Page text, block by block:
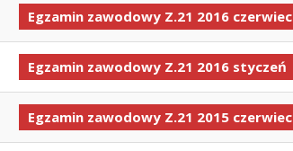
Egzamin zawodowy Z.21 2016 czerwiec
Egzamin zawodowy Z.21 2016 styczeń
Egzamin zawodowy Z.21 2015 czerwiec